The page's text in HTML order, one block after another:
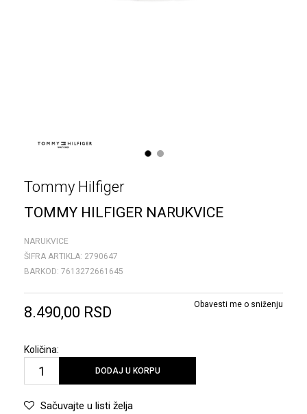
1 2
Tommy Hilfiger
TOMMY HILFIGER NARUKVICE
NARUKVICE
ŠIFRA ARTIKLA: 2790647
BARKOD: 7613272661645
8.490,00 RSD Obavesti me o sniženju
Količina:
DODAJ U KORPU
Sačuvajte u listi želja